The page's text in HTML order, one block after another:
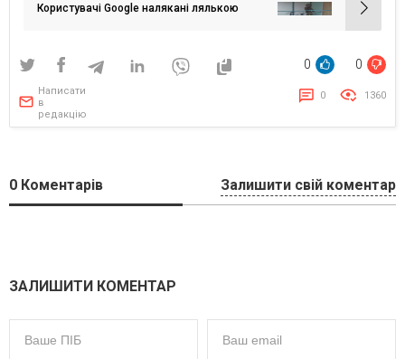
Користувачі Google налякані лялькою
0 0
Написати
в
редакцію
0 1360
0 Коментарів Залишити свій коментар
ЗАЛИШИТИ КОМЕНТАР